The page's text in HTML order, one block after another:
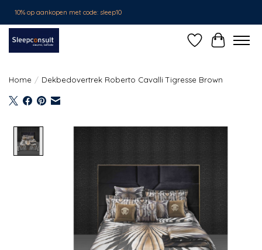
10% op aankopen met code: sleep10
Verlanglijst
Home / Dekbedovertrek Roberto Cavalli Tigresse Brown